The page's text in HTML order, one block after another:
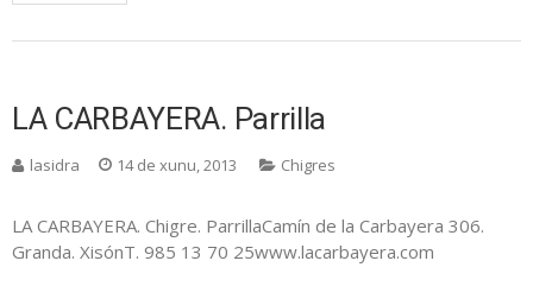
LA CARBAYERA. Parrilla
lasidra 14 de xunu, 2013 Chigres
LA CARBAYERA. Chigre. ParrillaCamín de la Carbayera 306.
Granda. XisónT. 985 13 70 25www.lacarbayera.com